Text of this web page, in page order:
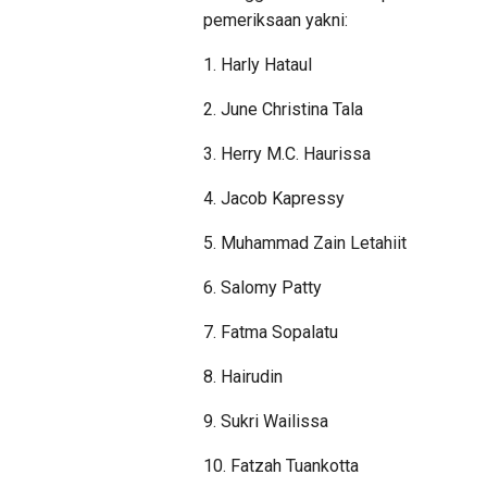
pemeriksaan yakni:
1. Harly Hataul
2. June Christina Tala
3. Herry M.C. Haurissa
4. Jacob Kapressy
5. Muhammad Zain Letahiit
6. Salomy Patty
7. Fatma Sopalatu
8. Hairudin
9. Sukri Wailissa
10. Fatzah Tuankotta